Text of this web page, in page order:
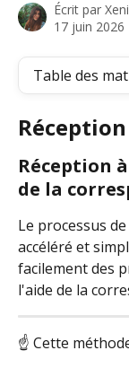
Écrit par
17 juin 2026
Table des
Réception
de la
Le processus
accéléré et
facilement des
l'aide de la
☝ Cette